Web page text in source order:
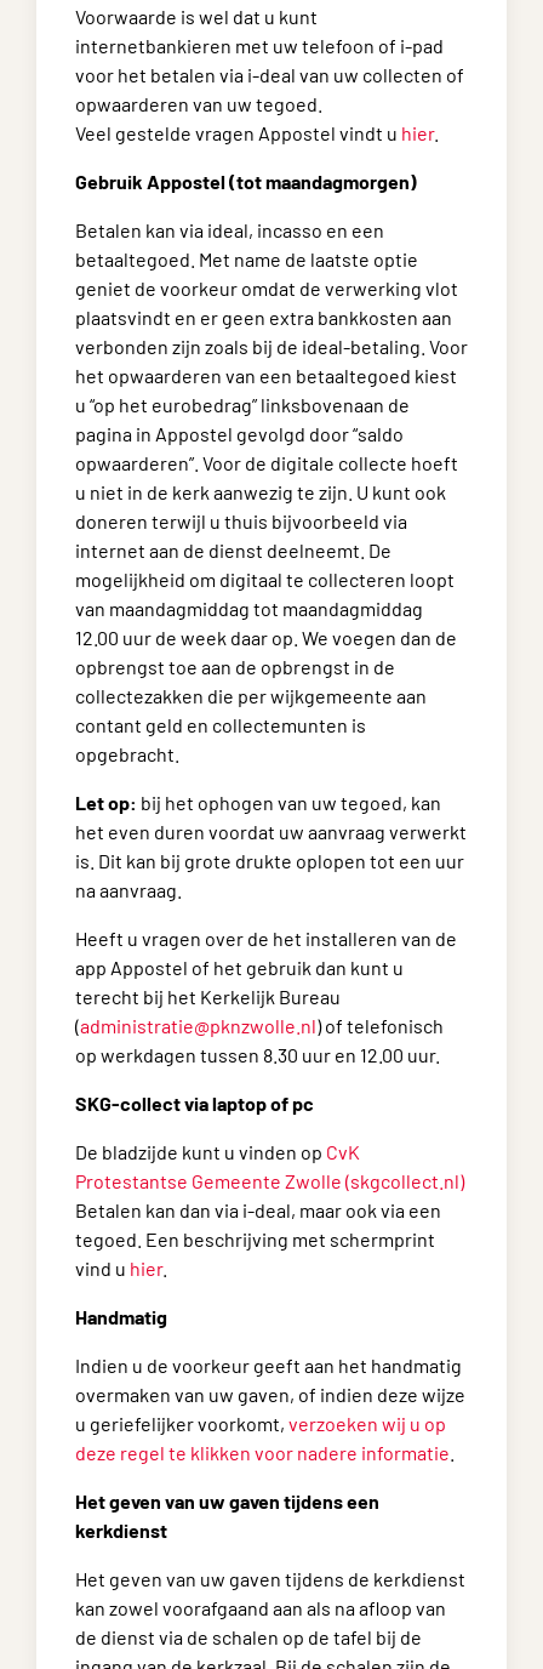
Voorwaarde is wel dat u kunt
internetbankieren met uw telefoon of i-pad
voor het betalen via i-deal van uw collecten of
opwaarderen van uw tegoed.
Veel gestelde vragen Appostel vindt u hier.
Gebruik Appostel (tot maandagmorgen)
Betalen kan via ideal, incasso en een
betaaltegoed. Met name de laatste optie
geniet de voorkeur omdat de verwerking vlot
plaatsvindt en er geen extra bankkosten aan
verbonden zijn zoals bij de ideal-betaling. Voor
het opwaarderen van een betaaltegoed kiest
u “op het eurobedrag” linksbovenaan de
pagina in Appostel gevolgd door “saldo
opwaarderen”. Voor de digitale collecte hoeft
u niet in de kerk aanwezig te zijn. U kunt ook
doneren terwijl u thuis bijvoorbeeld via
internet aan de dienst deelneemt. De
mogelijkheid om digitaal te collecteren loopt
van maandagmiddag tot maandagmiddag
12.00 uur de week daar op. We voegen dan de
opbrengst toe aan de opbrengst in de
collectezakken die per wijkgemeente aan
contant geld en collectemunten is
opgebracht.
Let op: bij het ophogen van uw tegoed, kan
het even duren voordat uw aanvraag verwerkt
is. Dit kan bij grote drukte oplopen tot een uur
na aanvraag.
Heeft u vragen over de het installeren van de
app Appostel of het gebruik dan kunt u
terecht bij het Kerkelijk Bureau
(administratie@pknzwolle.nl) of telefonisch
op werkdagen tussen 8.30 uur en 12.00 uur.
SKG-collect via laptop of pc
De bladzijde kunt u vinden op CvK
Protestantse Gemeente Zwolle (skgcollect.nl)
Betalen kan dan via i-deal, maar ook via een
tegoed. Een beschrijving met schermprint
vind u hier.
Handmatig
Indien u de voorkeur geeft aan het handmatig
overmaken van uw gaven, of indien deze wijze
u geriefelijker voorkomt, verzoeken wij u op
deze regel te klikken voor nadere informatie
Het geven van uw gaven tijdens een
kerkdienst
Het geven van uw gaven tijdens de kerkdienst
kan zowel voorafgaand aan als na afloop van
de dienst via de schalen op de tafel bij de